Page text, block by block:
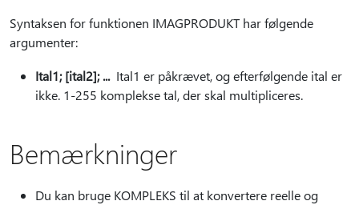
Syntaksen for funktionen IMAGPRODUKT har følgende
argumenter:
Ital1; [ital2]; ...Ital1 er påkrævet, og efterfølgende ital er
ikke. 1-255 komplekse tal, der skal multipliceres.
Bemærkninger
Du kan bruge KOMPLEKS til at konvertere reelle og